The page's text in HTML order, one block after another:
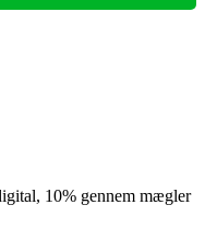
10% gennem mægler